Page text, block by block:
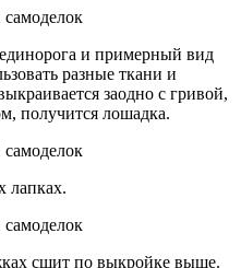
и примерный вид
разные ткани и
заодно с гривой,
получится лошадка.
лапках.
сшит по выкройке выше.